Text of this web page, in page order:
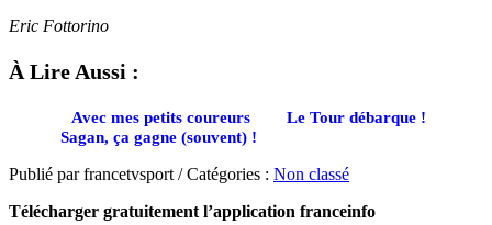
Eric Fottorino
À Lire Aussi :
Avec mes petits coureurs
Le Tour débarque !
Sagan, ça gagne (souvent) !
Publié par francetvsport / Catégories : Non classé
Télécharger gratuitement l’application franceinfo